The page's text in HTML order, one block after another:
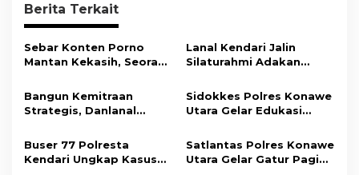
a
s
i
o
Berita Terkait
Sebar Konten Porno
Mantan Kekasih, Seorang
Tahun Penjara
Lanal Kendari Jalin
Silaturahmi Adakan
Bersama Insan Pers.
Bangun Kemitraan
Strategis, Danlanal
Wujudkan Informasi
Objektif dan Berimbang
Sidokkes Polres Konawe
Utara Gelar Edukasi
Koroner, Tingkatkan
Kesadaran Personel
akan Pentingnya Hidup
Buser 77 Polresta
Kendari Ungkap Kasus
Satlantas Polres Konawe
Utara Gelar Gatur Pagi